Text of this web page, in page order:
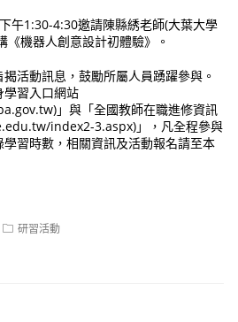
午1:30-4:30邀請陳縣綉老師(大葉大學
機器人創意設計初體驗》。
活動訊息，鼓勵所屬人員踴躍參與。
學習入口網站
」與「全國教師在職進修資訊
index2-3.aspx)」，凡全程參與
習時數，相關資訊及活動報名請至本
Post研習活動